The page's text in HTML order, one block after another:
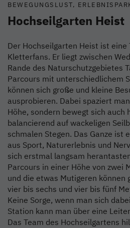
BEWEGUNGSLUST,
Hochseilgarten Heist
Der Hochseilgarten Heist ist eine
Kletterfans. Er liegt zwischen
Rande des Naturschutzgebietes
Parcours mit unterschiedlichem
können sich große und kleine
ausprobieren. Dabei spaziert
Höhe, sondern bewegt sich auch
balancierend auf wackeligen
schmalen Stegen. Das Ganze ist
aus Sport, Naturerlebnis und
sich erstmal langsam
Parcours in einer Höhe von zwei
und die etwas Mutigeren können
vier bis sechs und vier bis fünf
Keine Sorge, wenn man sich
Station kann man über eine
Das Team des Hochseilgartens